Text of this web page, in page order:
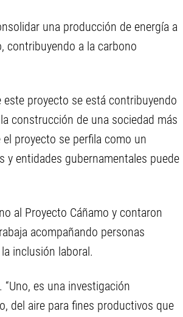
una producción de energía a
contribuyendo a la carbono
proyecto se está contribuyendo
construcción de una sociedad más
proyecto se perfila como un
y entidades gubernamentales puede
al Proyecto Cáñamo y contaron
acompañando personas
inclusión laboral.
es una investigación
del aire para fines productivos que